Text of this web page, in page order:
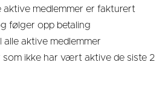
aktive medlemmer er fakturert
følger opp betaling
aktive medlemmer
som ikke har vært aktive de siste 2